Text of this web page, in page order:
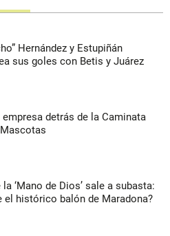
Hernández y Estupiñán
sus goles con Betis y Juárez
detrás de la Caminata
‘Mano de Dios’ sale a subasta:
el histórico balón de Maradona?